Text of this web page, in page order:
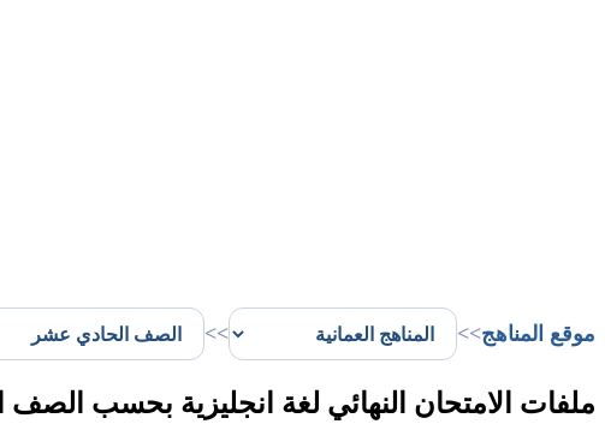
موقع المناهج>>
>>
ملفات الامتحان النهائي لغة انجليزية بحسب